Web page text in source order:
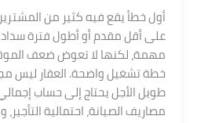
أول خطأ يقع فيه كثير من
على أقل مقدم أو أطول فترة
مهمة، لكنها لا تعوض ضعف
خطة تشغيل واضحة. العقار ليس
طويل الأجل يحتاج إلى حساب
مصاريف الصيانة، احتمالية التأجير،